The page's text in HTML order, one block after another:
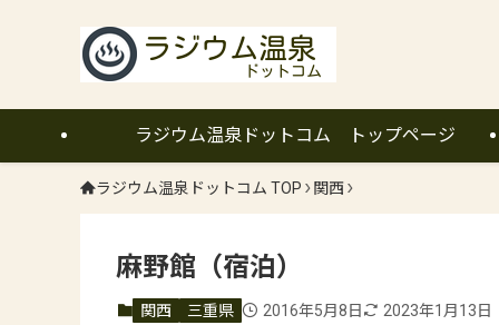
ラジウム温泉ドットコム トップページ
ラジウム温泉ドットコム TOP 関西
麻野館（宿泊）
関西 三重県 2016年5月8日 2023年1月13日